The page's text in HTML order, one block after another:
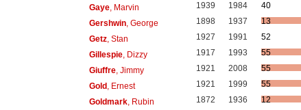
Gaye, Marvin 1939 1984
40
Gershwin, George 1898 1937
13
Getz, Stan 1927 1991
52
Gillespie, Dizzy 1917 1993
55
Giuffre, Jimmy 1921 2008
55
Gold, Ernest 1921 1999
55
Goldmark, Rubin 1872 1936
12